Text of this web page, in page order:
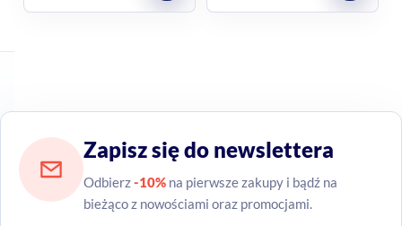
Zapisz się do newslettera
Odbierz-10% na pierwsze zakupy i bądź na
bieżąco z nowościami oraz promocjami.